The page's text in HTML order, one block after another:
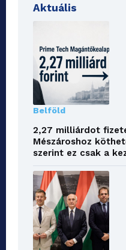
Aktuális
Belföld
2,27 milliárdot
Mészároshoz
szerint ez csak a